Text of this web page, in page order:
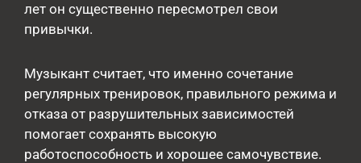
лет он существенно пересмотрел свои
привычки.
Музыкант считает, что именно сочетание
регулярных тренировок, правильного режима и
отказа от разрушительных зависимостей
помогает сохранять высокую
работоспособность и хорошее самочувствие.